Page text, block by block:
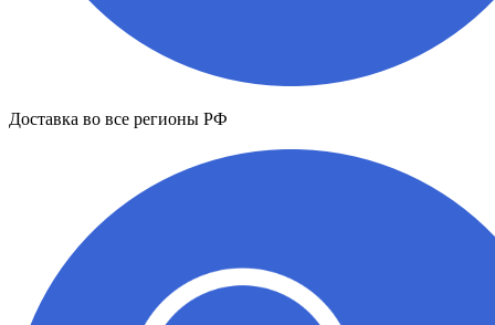
Доставка во все регионы РФ